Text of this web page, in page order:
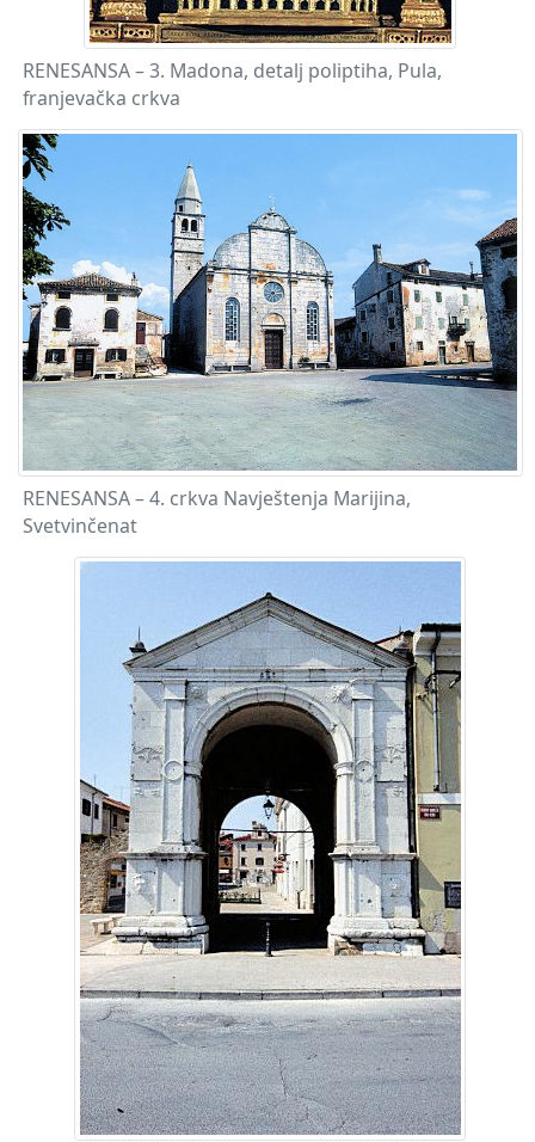
RENESANSA – 3. Madona, detalj poliptiha, Pula,
franjevačka crkva
RENESANSA – 4. crkva Navještenja Marijina,
Svetvinčenat